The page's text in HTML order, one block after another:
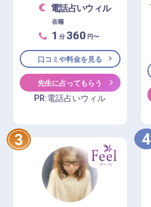
電話占いウィル
在籍
1 分 360 円〜
口コミや料金を見る
先生に占ってもらう
PR:電話占いウィル
3 4